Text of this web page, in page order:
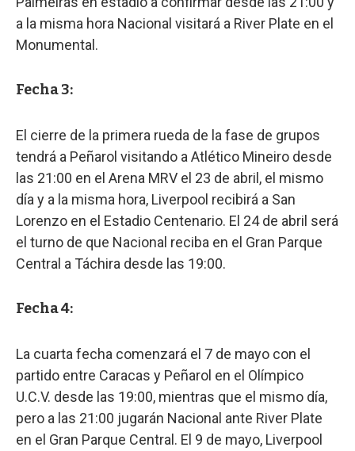
a la misma hora Nacional visitará a River Plate en el
Monumental.
Fecha 3:
El cierre de la primera rueda de la fase de grupos
tendrá a Peñarol visitando a Atlético Mineiro desde
las 21:00 en el Arena MRV el 23 de abril, el mismo
día y a la misma hora, Liverpool recibirá a San
Lorenzo en el Estadio Centenario. El 24 de abril será
el turno de que Nacional reciba en el Gran Parque
Central a Táchira desde las 19:00.
Fecha 4:
La cuarta fecha comenzará el 7 de mayo con el
partido entre Caracas y Peñarol en el Olímpico
U.C.V. desde las 19:00, mientras que el mismo día,
pero a las 21:00 jugarán Nacional ante River Plate
en el Gran Parque Central. El 9 de mayo, Liverpool